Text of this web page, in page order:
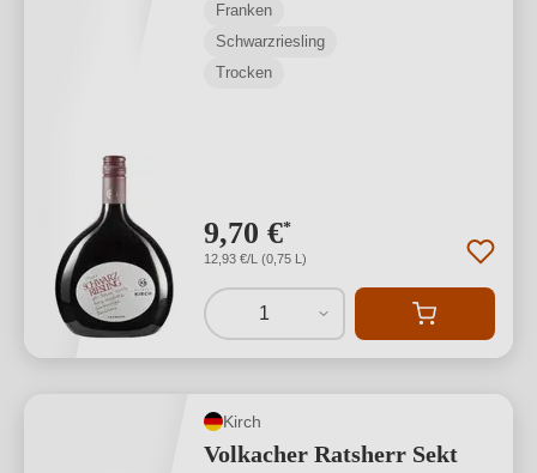
Franken
Schwarzriesling
Trocken
9,70 €*
12,93 €/L (0,75 L)
1
Kirch
Volkacher Ratsherr Sekt